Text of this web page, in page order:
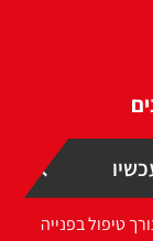
טיפול בפנייה